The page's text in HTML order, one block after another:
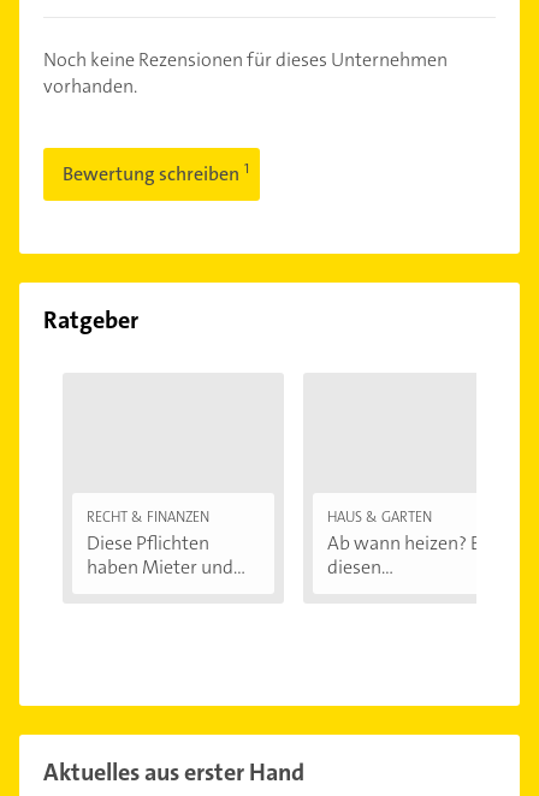
Noch keine Rezensionen für dieses Unternehmen
vorhanden.
Bewertung schreiben
Ratgeber
RECHT & FINANZEN
Diese Pflichten
haben Mieter und...
HAUS & GARTEN
Ab wann heizen? Bei
diesen
Aktuelles aus erster Hand